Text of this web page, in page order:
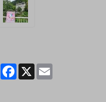
PartagerFacebook
X